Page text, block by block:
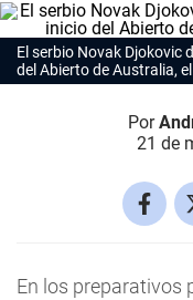
El serbio Novak Djokovic
del Abierto de Australia,
Por
21 de
En los preparativos